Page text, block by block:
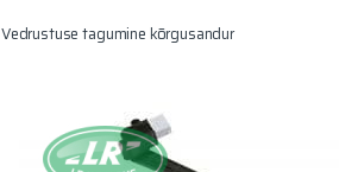
Vedrustuse tagumine kõrgusandur